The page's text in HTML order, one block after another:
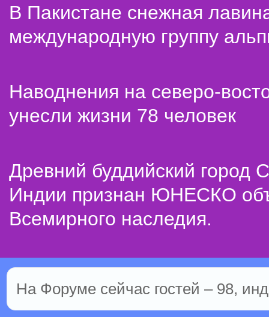
В Пакистане снежная
международную группу
Наводнения на северо-
унесли жизни 78 человек
Древний буддийский город
Индии признан ЮНЕСКО
Всемирного наследия.
На Форуме сейчас гостей – 98,